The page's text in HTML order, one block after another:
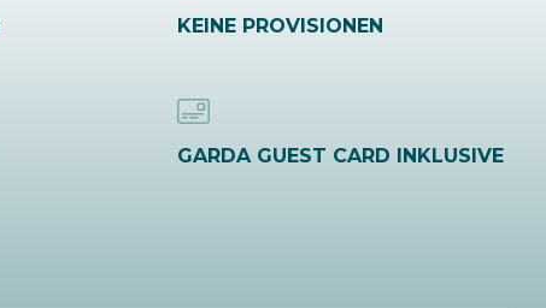
KEINE PROVISIONEN
GARDA GUEST CARD INKLUSIVE